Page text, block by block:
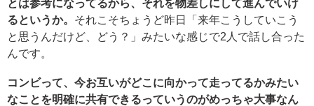
とは参考になってるから、それを物差しにして進んでいけ
るというか。 それこそちょうど昨日「来年こうしていこう
と思うんだけど、どう？」みたいな感じで2人で話し合った
んです。
コンビって、今お互いがどこに向かって走ってるかみたい
なことを明確に共有できるっていうのがめっちゃ大事なん